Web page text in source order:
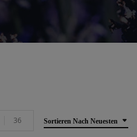
Sortieren Nach Neuesten
36